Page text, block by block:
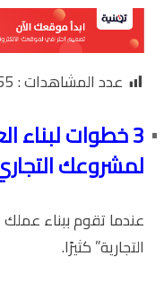
عدد المشاهدات :
3 خطوات لبناء
لمشروعك
عندما تقوم ببناء
التجارية” كثيرًا.